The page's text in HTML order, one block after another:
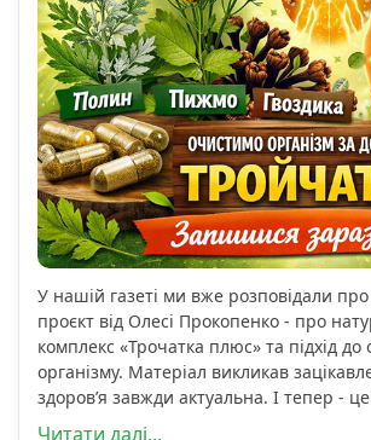
У нашій газеті ми вже розповідали
проєкт від Олесі Прокопенко - про
комплекс «Трочатка плюс» та підхід
організму. Матеріал викликав
здоров’я завжди актуальна. І тепер -
Читати далі...